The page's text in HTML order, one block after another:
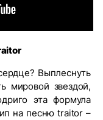
Выплеснуть
мировой звездой,
эта формула
на песню traitor –